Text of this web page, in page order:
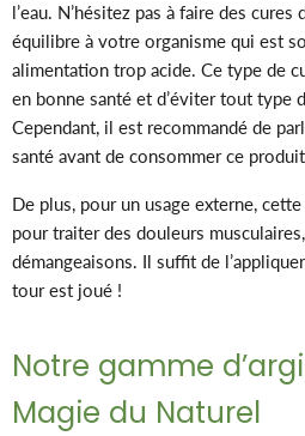
l’eau. N’hésitez pas à faire des
équilibre à votre organisme qui est
alimentation trop acide. Ce type de
en bonne santé et d’éviter tout type
Cependant, il est recommandé de
santé avant de consommer ce
De plus, pour un usage externe,
pour traiter des douleurs
démangeaisons. Il suffit de
tour est joué !
Notre gamme
Magie du Naturel